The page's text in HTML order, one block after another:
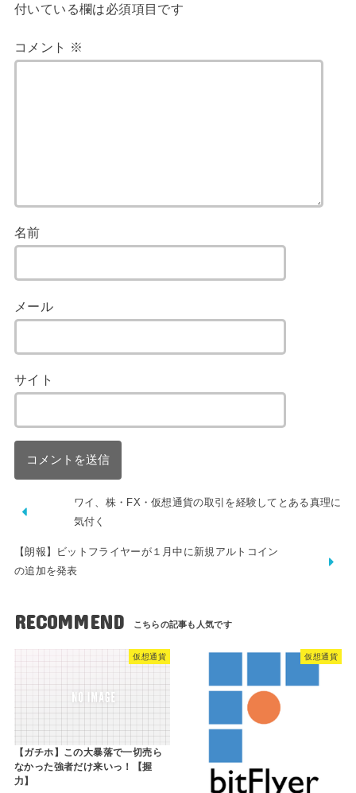
付いている欄は必須項目です
コメント ※
名前
メール
サイト
ワイ、株・FX・仮想通貨の取引を経験してとある真理に
気付く
【朗報】ビットフライヤーが１月中に新規アルトコイン
の追加を発表
RECOMMEND
仮想通貨
【ガチホ】この大暴落で一切売ら
なかった強者だけ来いっ！【握
力】
仮想通貨